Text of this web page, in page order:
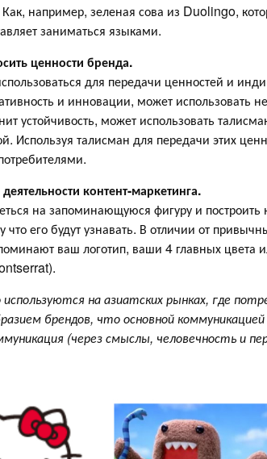
например, зеленая сова из Duolingo,
заниматься языками.
ценности бренда.
для передачи ценностей и
и инновации, может использовать
устойчивость, может использовать
Используя талисман для передачи этих
контент-маркетинга.
на запоминающуюся фигуру и построить
что его будут узнавать. В отличии от
ваш логотип, ваши 4 главных цвета
на азиатских рынках, где
брендов, что основной
(через смыслы, человечность и